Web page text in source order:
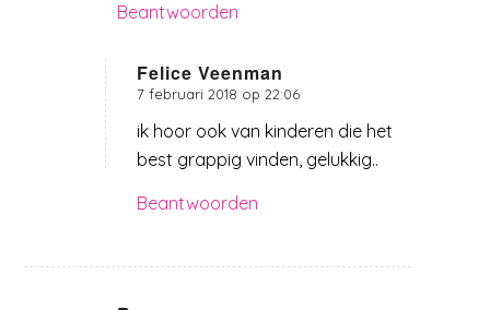
Beantwoorden
Felice Veenman
zegt:
7 februari 2018 op 22:06
ik hoor ook van kinderen die het
best grappig vinden, gelukkig..
Beantwoorden